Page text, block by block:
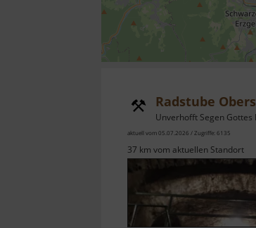
Radstube
Unverhofft Segen Gottes Erbstolln
aktuell vom 05.07.2026 / Zugriffe: 6135
37 km vom aktuellen Standort